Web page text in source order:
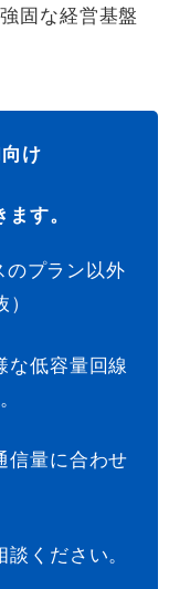
固な経営基盤
け
す。
のプラン以外
な低容量回線
信量に合わせ
ください。